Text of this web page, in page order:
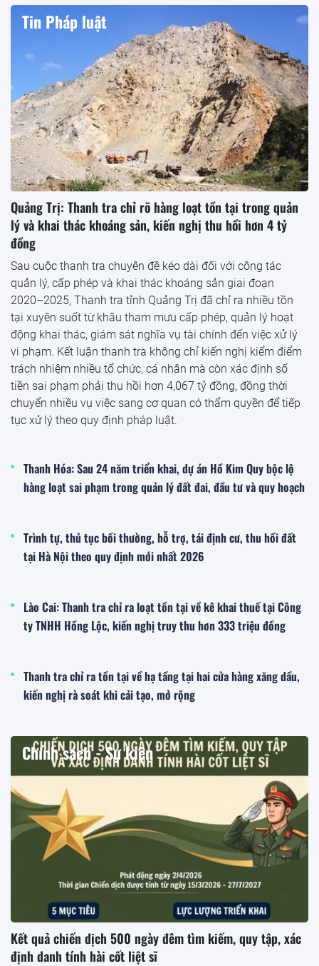
Tin Pháp luật
Quảng Trị: Thanh tra chỉ rõ hàng loạt tồn tại trong quản
lý và khai thác khoáng sản, kiến nghị thu hồi hơn 4 tỷ
đồng
Sau cuộc thanh tra chuyên đề kéo dài đối với công tác
quản lý, cấp phép và khai thác khoáng sản giai đoạn
2020–2025, Thanh tra tỉnh Quảng Trị đã chỉ ra nhiều tồn
tại xuyên suốt từ khâu tham mưu cấp phép, quản lý hoạt
động khai thác, giám sát nghĩa vụ tài chính đến việc xử lý
vi phạm. Kết luận thanh tra không chỉ kiến nghị kiểm điểm
trách nhiệm nhiều tổ chức, cá nhân mà còn xác định số
tiền sai phạm phải thu hồi hơn 4,067 tỷ đồng, đồng thời
chuyển nhiều vụ việc sang cơ quan có thẩm quyền để tiếp
tục xử lý theo quy định pháp luật.
Thanh Hóa: Sau 24 năm triển khai, dự án Hồ Kim Quy bộc lộ
hàng loạt sai phạm trong quản lý đất đai, đầu tư và quy hoạch
Trình tự, thủ tục bồi thường, hỗ trợ, tái định cư, thu hồi đất
tại Hà Nội theo quy định mới nhất 2026
Lào Cai: Thanh tra chỉ ra loạt tồn tại về kê khai thuế tại Công
ty TNHH Hồng Lộc, kiến nghị truy thu hơn 333 triệu đồng
Thanh tra chỉ ra tồn tại về hạ tầng tại hai cửa hàng xăng dầu,
kiến nghị rà soát khi cải tạo, mở rộng
Chính sách - Sự kiện
Kết quả chiến dịch 500 ngày đêm tìm kiếm, quy tập, xác
định danh tính hài cốt liệt sĩ